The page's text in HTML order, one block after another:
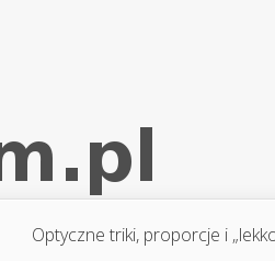
Optyczne triki, proporcje i